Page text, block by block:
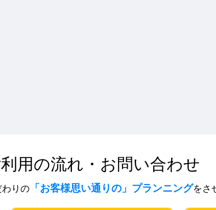
用の流れ・お問い合わせ
りの 「お客様思い通りの」プランニングをさ